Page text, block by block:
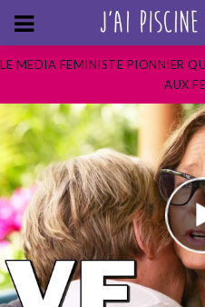
LE MEDIA FEMINISTE PIONNIER
AUX